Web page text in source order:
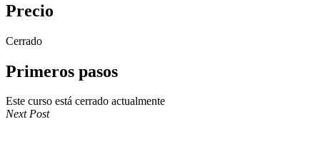
Precio
Cerrado
Primeros pasos
Este curso está cerrado actualmente
Next Post